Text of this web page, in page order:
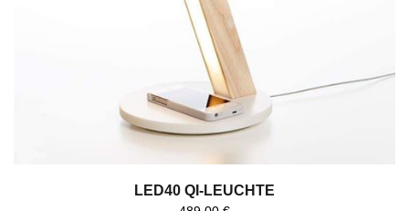
LED40 QI-LEUCHTE